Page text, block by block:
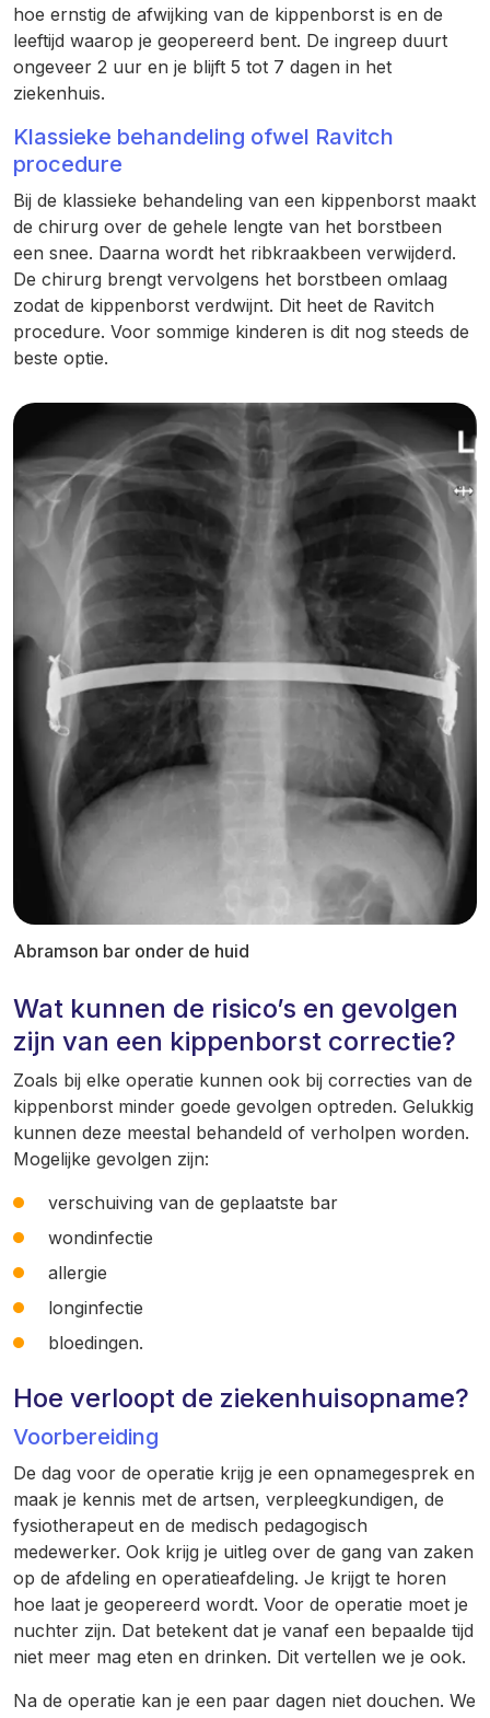
hoe ernstig de afwijking van de kippenborst is en de
leeftijd waarop je geopereerd bent. De ingreep duurt
ongeveer 2 uur en je blijft 5 tot 7 dagen in het
ziekenhuis.
Klassieke behandeling ofwel Ravitch
procedure
Bij de klassieke behandeling van een kippenborst maakt
de chirurg over de gehele lengte van het borstbeen
een snee. Daarna wordt het ribkraakbeen verwijderd.
De chirurg brengt vervolgens het borstbeen omlaag
zodat de kippenborst verdwijnt. Dit heet de Ravitch
procedure. Voor sommige kinderen is dit nog steeds de
beste optie.
Abramson bar onder de huid
Wat kunnen de risico’s en gevolgen
zijn van een kippenborst correctie?
Zoals bij elke operatie kunnen ook bij correcties van de
kippenborst minder goede gevolgen optreden. Gelukkig
kunnen deze meestal behandeld of verholpen worden.
Mogelijke gevolgen zijn:
verschuiving van de geplaatste bar
wondinfectie
allergie
longinfectie
bloedingen.
Hoe verloopt de ziekenhuisopname?
Voorbereiding
De dag voor de operatie krijg je een opnamegesprek en
maak je kennis met de artsen, verpleegkundigen, de
fysiotherapeut en de medisch pedagogisch
medewerker. Ook krijg je uitleg over de gang van zaken
op de afdeling en operatieafdeling. Je krijgt te horen
hoe laat je geopereerd wordt. Voor de operatie moet je
nuchter zijn. Dat betekent dat je vanaf een bepaalde tijd
niet meer mag eten en drinken. Dit vertellen we je ook.
Na de operatie kan je een paar dagen niet douchen. We